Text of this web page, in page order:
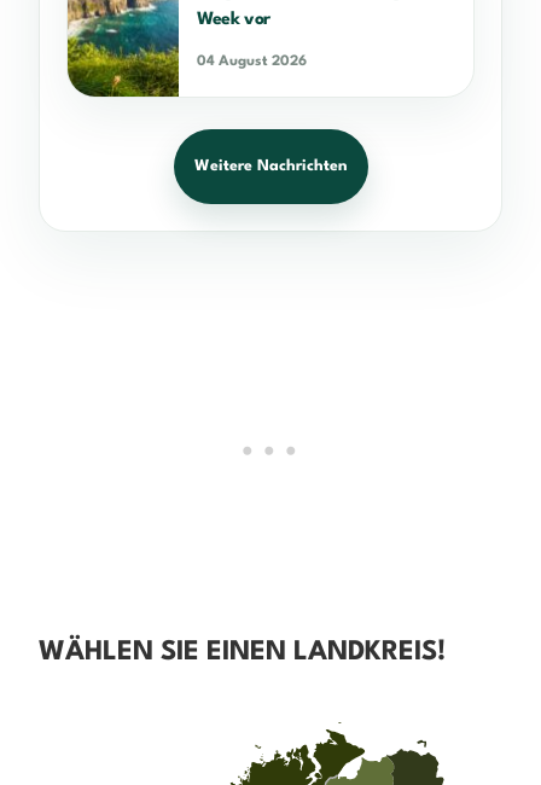
Week vor
04 August 2026
Weitere Nachrichten
WÄHLEN SIE EINEN LANDKREIS!